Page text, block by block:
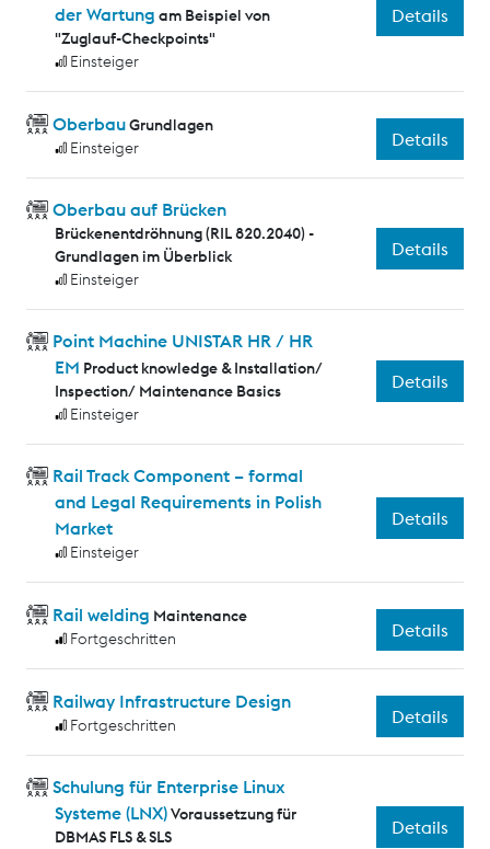
der Wartung am Beispiel von
"Zuglauf-Checkpoints"
Einsteiger
Details
OberbauGrundlagen
Einsteiger
Details
Oberbau auf Brücken
Brückenentdröhnung (RIL 820.2040) -
Grundlagen im Überblick
Einsteiger
Details
Point Machine UNISTAR HR / HR
EM Product knowledge & Installation/
Inspection/ Maintenance Basics
Einsteiger
Details
Rail Track Component – formal
and Legal Requirements in Polish
Market
Einsteiger
Details
Rail welding Maintenance
Fortgeschritten
Details
Railway Infrastructure Design
Fortgeschritten Details
Schulung für Enterprise Linux
Systeme (LNX)Voraussetzung für
DBMAS FLS & SLS
Details